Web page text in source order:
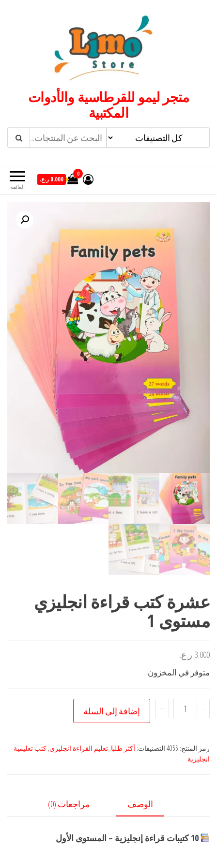
متجر ليمو للقرطاسية والأدوات
المكتبية
القائمة
0
0.000 ر.ع.
عشرة كتب قراءة انجليزي
مستوى 1
3.000 ر.ع.
متوفر في المخزون
-
كمية
عشرة
قراءة
انجليزي
+ إضافة إلى السلة
رمز المنتج: 4055 التصنيفات: أكثر طلبا, تعليم القراءة انجليزي, كتب تعليمية
انجليزية
الوصف مراجعات (0)
10 كتيبات قراءة إنجليزية – المستوى الأول